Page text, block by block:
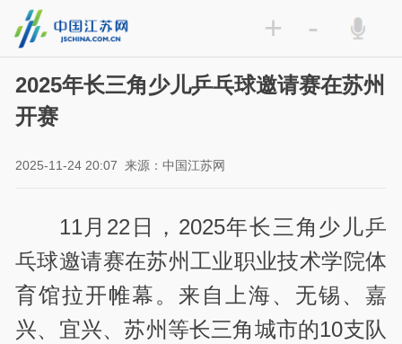
+ -
2025年长三角少儿乒乓球邀请赛在苏州
开赛
2025-11-24 20:07 来源：中国江苏网
11月22日，2025年长三角少儿乒
乓球邀请赛在苏州工业职业技术学院体
育馆拉开帷幕。来自上海、无锡、嘉
兴、宜兴、苏州等长三角城市的10支队